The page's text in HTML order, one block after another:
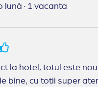
lună · 1 vacanta
la hotel, totul este
super atenti, săritori, mereu